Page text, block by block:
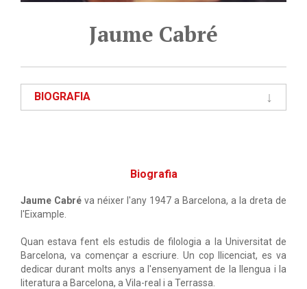
Jaume Cabré
BIOGRAFIA
Biografia
Jaume Cabré va néixer l'any 1947 a Barcelona, a la dreta de
l'Eixample.
Quan estava fent els estudis de filologia a la Universitat de
Barcelona, va començar a escriure. Un cop llicenciat, es va
dedicar durant molts anys a l'ensenyament de la llengua i la
literatura a Barcelona, a Vila-real i a Terrassa.